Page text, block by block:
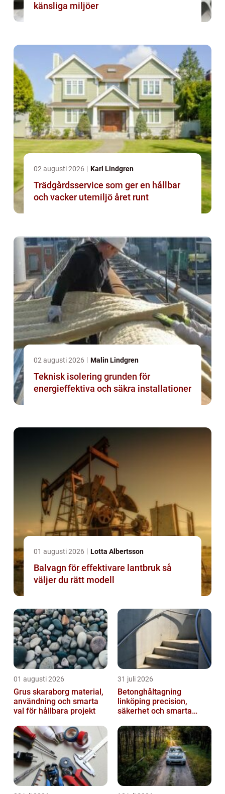
känsliga miljöer
02 augusti 2026 Karl Lindgren
Trädgårdsservice som ger en hållbar
och vacker utemiljö året runt
02 augusti 2026 Malin Lindgren
Teknisk isolering grunden för
energieffektiva och säkra installationer
01 augusti 2026 Lotta Albertsson
Balvagn för effektivare lantbruk så
väljer du rätt modell
01 augusti 2026
Grus skaraborg material,
användning och smarta
val för hållbara projekt
31 juli 2026
Betonghåltagning
linköping precision,
säkerhet och smarta